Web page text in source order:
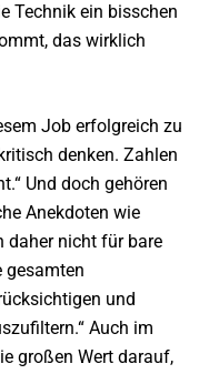
Technik ein bisschen
das wirklich
Job erfolgreich zu
denken. Zahlen
Und doch gehören
Anekdoten wie
daher nicht für bare
gesamten
und
Auch im
großen Wert darauf,